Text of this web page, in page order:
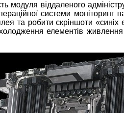
модуля віддаленого
системи моніторинг
та робити скріншоти «синіх
елементів живлення